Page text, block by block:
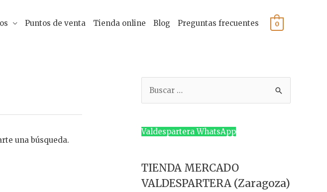
Puntos de venta Tienda online Blog Preguntas frecuentes 0
una búsqueda.
c
p
o
Valdespartera WhatsApp
TIENDA MERCADO
VALDESPARTERA (Zaragoza)